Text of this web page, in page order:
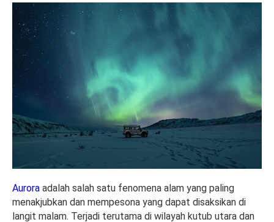
Aurora adalah salah satu fenomena alam yang paling
menakjubkan dan mempesona yang dapat disaksikan di
langit malam. Terjadi terutama di wilayah kutub utara dan